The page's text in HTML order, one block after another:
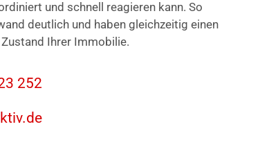
und schnell reagieren kann. So
deutlich und haben gleichzeitig einen
Ihrer Immobilie.
252